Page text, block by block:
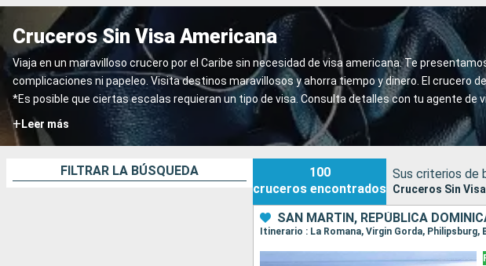
Cruceros Sin Visa Americana
Viaja en un maravilloso crucero por el Caribe sin necesidad de visa americana. Te
complicaciones ni papeleo. Visita destinos maravillosos y ahorra tiempo y dinero. El crucero
*Es posible que ciertas escalas requieran un tipo de visa. Consulta detalles con tu agente de
+ Leer más
FILTRAR LA BÚSQUEDA
100
cruceros encontrados
Sus criterios de
Cruceros Sin
SAN MARTÍN, REPÚBLICA
Itinerario : La Romana, Virgin Gorda,